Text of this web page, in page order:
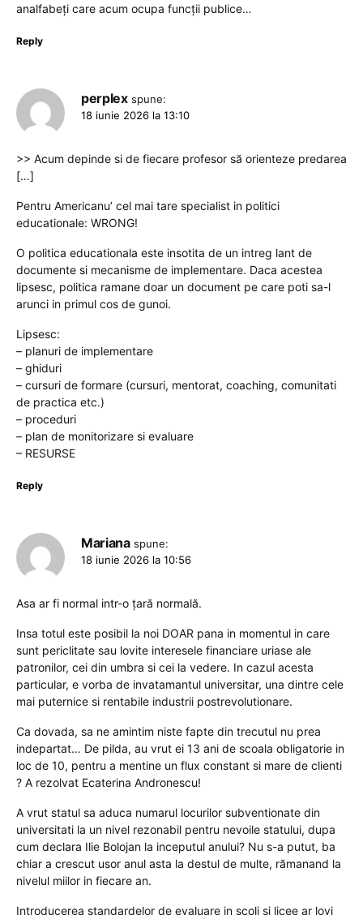
analfabeți care acum ocupa funcții publice…
Reply
perplex spune:
18 iunie 2026 la 13:10
>> Acum depinde si de fiecare profesor să orienteze predarea
[…]
Pentru Americanu’ cel mai tare specialist in politici
educationale: WRONG!
O politica educationala este insotita de un intreg lant de
documente si mecanisme de implementare. Daca acestea
lipsesc, politica ramane doar un document pe care poti sa-l
arunci in primul cos de gunoi.
Lipsesc:
– planuri de implementare
– ghiduri
– cursuri de formare (cursuri, mentorat, coaching, comunitati
de practica etc.)
– proceduri
– plan de monitorizare si evaluare
– RESURSE
Reply
Mariana spune:
18 iunie 2026 la 10:56
Asa ar fi normal intr-o țară normală.
Insa totul este posibil la noi DOAR pana in momentul in care
sunt periclitate sau lovite interesele financiare uriase ale
patronilor, cei din umbra si cei la vedere. In cazul acesta
particular, e vorba de invatamantul universitar, una dintre cele
mai puternice si rentabile industrii postrevolutionare.
Ca dovada, sa ne amintim niste fapte din trecutul nu prea
indepartat… De pilda, au vrut ei 13 ani de scoala obligatorie in
loc de 10, pentru a mentine un flux constant si mare de clienti
? A rezolvat Ecaterina Andronescu!
A vrut statul sa aduca numarul locurilor subventionate din
universitati la un nivel rezonabil pentru nevoile statului, dupa
cum declara Ilie Bolojan la inceputul anului? Nu s-a putut, ba
chiar a crescut usor anul asta la destul de multe, rămanand la
nivelul miilor in fiecare an.
Introducerea standardelor de evaluare in scoli si licee ar lovi